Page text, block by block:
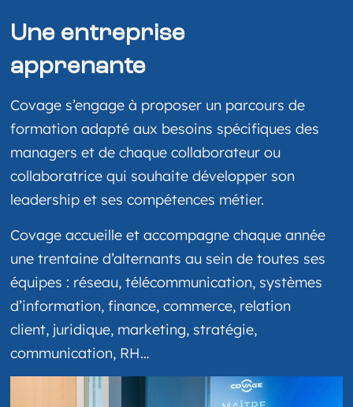
Une entreprise
apprenante
Covage s’engage à proposer un parcours de
formation adapté aux besoins spécifiques des
managers et de chaque collaborateur ou
collaboratrice qui souhaite développer son
leadership et ses compétences métier.
Covage accueille et accompagne chaque année
une trentaine d’alternants au sein de toutes ses
équipes : réseau, télécommunication, systèmes
d’information, finance, commerce, relation
client, juridique, marketing, stratégie,
communication, RH…